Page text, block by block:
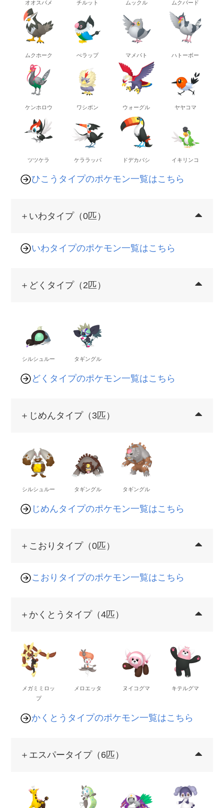
オオスバメ チルット ムックル ムクバード
ムクホーク ぺラップ マメパト ハトーボー
ケンホロウ ワシボン ウォーグル ヤヤコマ
ツツケラ ケララッパ ドデカバシ イキリンコ
ひこうタイプのポケモン一覧はこちら
＋いわタイプ（0匹）
いわタイプのポケモン一覧はこちら
＋どくタイプ（2匹）
シルシュルー タギングル
どくタイプのポケモン一覧はこちら
＋じめんタイプ（3匹）
シルシュルー タギングル タギングル
じめんタイプのポケモン一覧はこちら
＋こおりタイプ（0匹）
こおりタイプのポケモン一覧はこちら
＋かくとうタイプ（4匹）
メガミミロッ
プ
メロエッタ ヌイコグマ キテルグマ
かくとうタイプのポケモン一覧はこちら
＋エスパータイプ（6匹）